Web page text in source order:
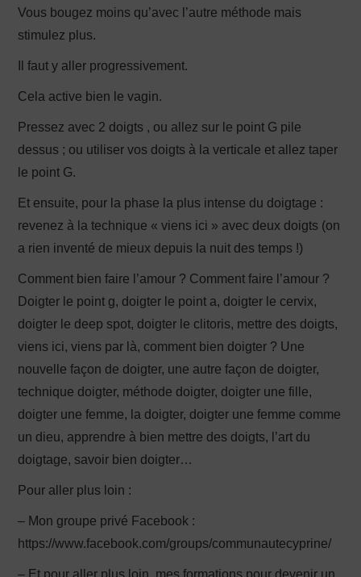
Vous bougez moins qu’avec l’autre méthode mais
stimulez plus.
Il faut y aller progressivement.
Cela active bien le vagin.
Pressez avec 2 doigts , ou allez sur le point G pile
dessus ; ou utiliser vos doigts à la verticale et allez taper
le point G.
Et ensuite, pour la phase la plus intense du doigtage :
revenez à la technique « viens ici » avec deux doigts (on
a rien inventé de mieux depuis la nuit des temps !)
Comment bien faire l’amour ? Comment faire l’amour ?
Doigter le point g, doigter le point a, doigter le cervix,
doigter le deep spot, doigter le clitoris, mettre des doigts,
viens ici, viens par là, comment bien doigter ? Une
nouvelle façon de doigter, une autre façon de doigter,
technique doigter, méthode doigter, doigter une fille,
doigter une femme, la doigter, doigter une femme comme
un dieu, apprendre à bien mettre des doigts, l’art du
doigtage, savoir bien doigter…
Pour aller plus loin :
– Mon groupe privé Facebook :
https://www.facebook.com/groups/communautecyprine/
– Et pour aller plus loin, mes formations pour devenir un